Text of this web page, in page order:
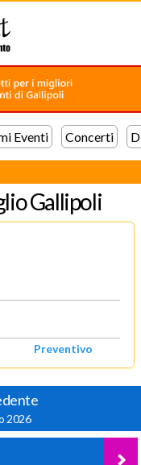
Eventi Concerti
Gallipoli
Preventivo
2026